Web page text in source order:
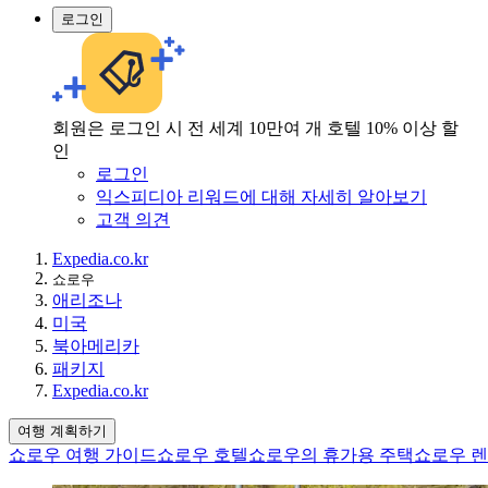
로그인
회원은 로그인 시 전 세계 10만여 개 호텔 10% 이상 할
인
로그인
익스피디아 리워드에 대해 자세히 알아보기
고객 의견
Expedia.co.kr
쇼로우
애리조나
미국
북아메리카
패키지
Expedia.co.kr
여행 계획하기
쇼로우 여행 가이드쇼로우 호텔쇼로우의 휴가용 주택쇼로우